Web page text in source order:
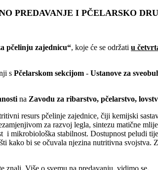
PREDAVANJE I PČELARSKO
pčelinju zajednicu“, koje će se održati u
s Pčelarskom sekcijom - Ustanove za
na Zavodu za ribarstvo, pčelarstvo,
resurs pčelinje zajednice, čiji kemijski
za razvoj legla, sintezu matične
mikrobiološka stabilnost. Dostupnost peludi
kako bi se očuvala njezina nutritivna
znali. Više o svemu na predavanju, vidimo se.